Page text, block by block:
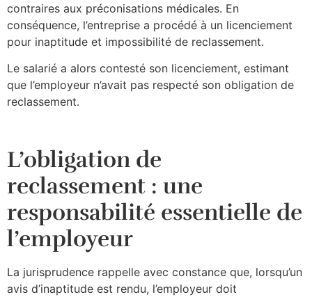
contraires aux préconisations médicales. En
conséquence, l’entreprise a procédé à un licenciement
pour inaptitude et impossibilité de reclassement.
Le salarié a alors contesté son licenciement, estimant
que l’employeur n’avait pas respecté son obligation de
reclassement.
L’obligation de
reclassement : une
responsabilité essentielle de
l’employeur
La jurisprudence rappelle avec constance que, lorsqu’un
avis d’inaptitude est rendu, l’employeur doit